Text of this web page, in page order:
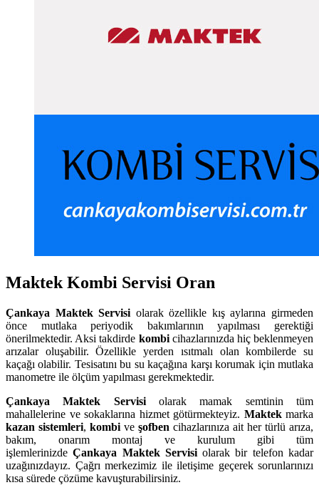
Maktek Kombi Servisi Oran
Çankaya Maktek Servisi olarak özellikle kış aylarına girmeden
önce mutlaka periyodik bakımlarının yapılması gerektiği
önerilmektedir. Aksi takdirde kombicihazlarınızda hiç beklenmeyen
arızalar oluşabilir. Özellikle yerden ısıtmalı olan kombilerde su
kaçağı olabilir. Tesisatını bu su kaçağına karşı korumak için mutlaka
manometre ile ölçüm yapılması gerekmektedir.
ÇankayaMaktek Servisiolarak mamak semtinin tüm
mahallelerine ve sokaklarına hizmet götürmekteyiz. Maktek marka
kazan sistemleri, kombi ve şofben cihazlarınıza ait her türlü arıza,
bakım, onarım montaj ve kurulum gibi tüm
işlemlerinizdeÇankaya Maktek Servisiolarak bir telefon kadar
uzağınızdayız. Çağrı merkezimiz ile iletişime geçerek sorunlarınızı
kısa sürede çözüme kavuşturabilirsiniz.